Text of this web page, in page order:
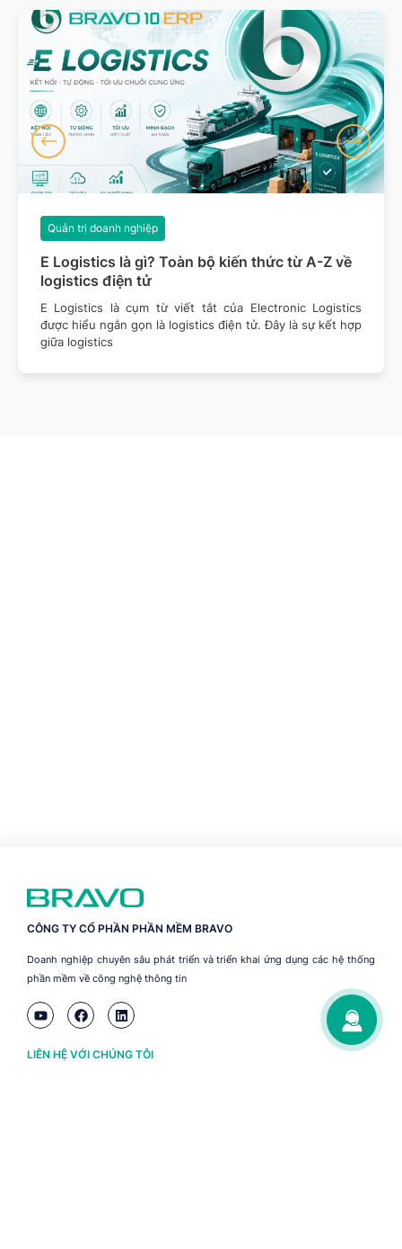
E Logistics là gì? Toàn bộ kiến thức từ A-Z về
logistics điện tử
Quản trị doanh nghiệp
E Logistics là cụm từ viết tắt của Electronic Logistics
được hiểu ngắn gọn là logistics điện tử. Đây là sự kết hợp
giữa logistics
CÔNG TY CỔ PHẦN PHẦN MỀM BRAVO
Doanh nghiệp chuyên sâu phát triển và triển khai ứng dụng các hệ thống
phần mềm về công nghệ thông tin
LIÊN HỆ VỚI CHÚNG TÔI